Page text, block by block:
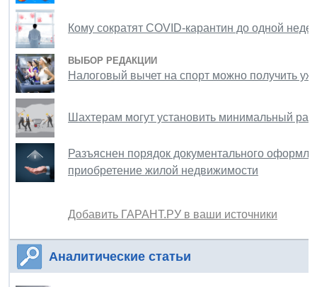
Кому сократят COVID-карантин до одной
ВЫБОР РЕДАКЦИИ
Налоговый вычет на спорт можно получить
Шахтерам могут установить минимальный
Разъяснен порядок документального
приобретение жилой недвижимости
Добавить ГАРАНТ.РУ в ваши источники
Аналитические статьи